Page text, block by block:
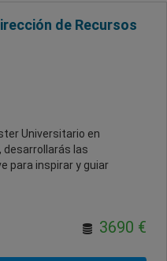
de Recursos
Universitario en
desarrollarás las
para inspirar y guiar
3690 €